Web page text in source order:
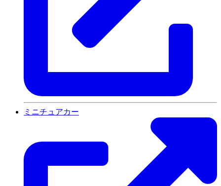
ミニチュアカー